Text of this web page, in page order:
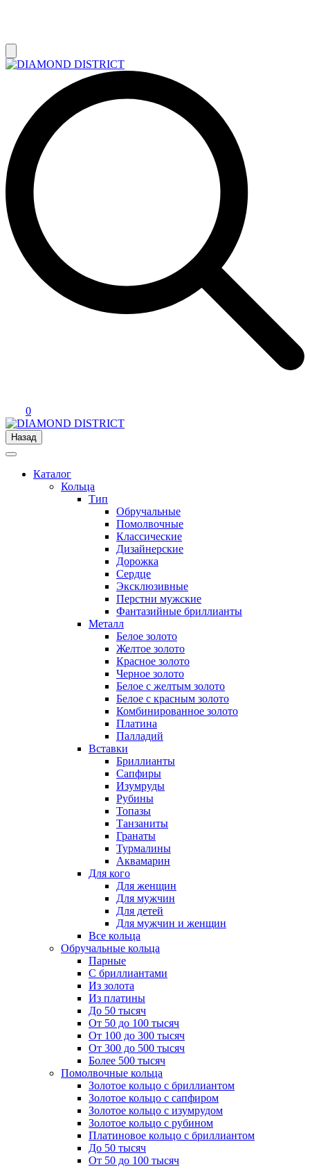
0
Назад
Каталог
Кольца
Тип
Обручальные
Помолвочные
Классические
Дизайнерские
Дорожка
Сердце
Эксклюзивные
Перстни мужские
Фантазийные бриллианты
Металл
Белое золото
Желтое золото
Красное золото
Черное золото
Белое с желтым золото
Белое с красным золото
Комбинированное золото
Платина
Палладий
Вставки
Бриллианты
Сапфиры
Изумруды
Рубины
Топазы
Танзаниты
Гранаты
Турмалины
Аквамарин
Для кого
Для женщин
Для мужчин
Для детей
Для мужчин и женщин
Все кольца
Обручальные кольца
Парные
С бриллиантами
Из золота
Из платины
До 50 тысяч
От 50 до 100 тысяч
От 100 до 300 тысяч
От 300 до 500 тысяч
Более 500 тысяч
Помолвочные кольца
Золотое кольцо с бриллиантом
Золотое кольцо с сапфиром
Золотое кольцо с изумрудом
Золотое кольцо с рубином
Платиновое кольцо с бриллиантом
До 50 тысяч
От 50 до 100 тысяч